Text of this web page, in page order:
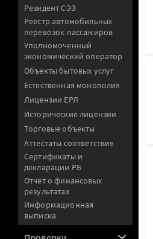
Резидент СЭЗ
Реестр автомобильных
перевозок пассажиров
Уполномоченный
экономический оператор
Объекты бытовых услуг
Естественная монополия
Лицензии ЕРЛ
Исторические лицензии
Торговые объекты
Аттестаты соответствия
Сертификаты и
декларации РБ
Отчёт о финансовых
результатах
Информационная
выписка